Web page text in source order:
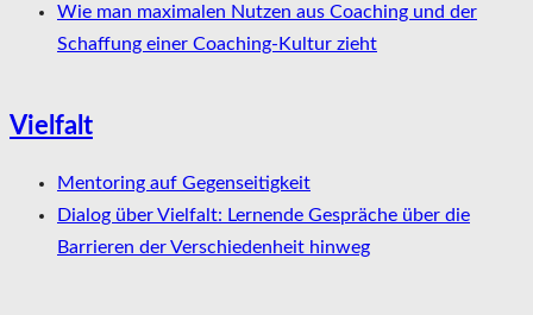
Wie man maximalen Nutzen aus Coaching und der
Schaffung einer Coaching-Kultur zieht
Vielfalt
Mentoring auf Gegenseitigkeit
Dialog über Vielfalt: Lernende Gespräche über die
Barrieren der Verschiedenheit hinweg